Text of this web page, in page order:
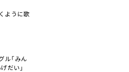
ように歌
ル「みん
だい」